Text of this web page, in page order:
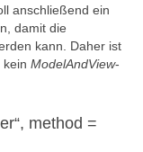
anschließend ein
damit die
kann. Daher ist
kein ModelAndView-
method =